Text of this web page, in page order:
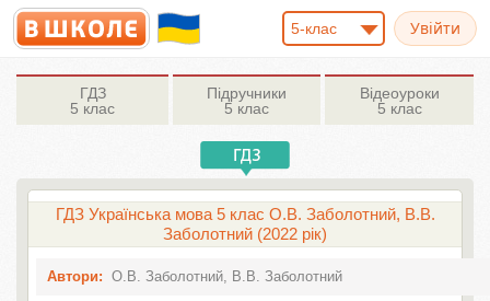
5-клас
ГДЗ
5 клас
Підручники
5 клас
Відеоуроки
5 клас
ГДЗ Українська мова 5 клас О.В. Заболотний, В.В.
Заболотний (2022 рік)
Автори: О.В. Заболотний, В.В. Заболотний